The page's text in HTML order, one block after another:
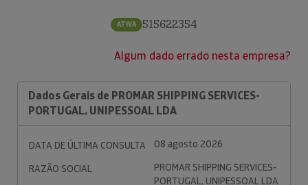
ATIVA 515622354
Algum dado errado nesta empresa?
Dados Gerais de PROMAR SHIPPING SERVICES-
PORTUGAL, UNIPESSOAL LDA
DATA DE ÚLTIMA CONSULTA
08 agosto 2026
RAZÃO SOCIAL
PROMAR SHIPPING SERVICES-
PORTUGAL, UNIPESSOAL LDA